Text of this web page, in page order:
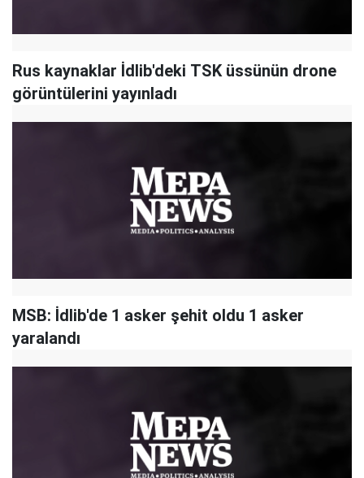
Rus kaynaklar İdlib'deki TSK üssünün drone
görüntülerini yayınladı
MSB: İdlib'de 1 asker şehit oldu 1 asker
yaralandı